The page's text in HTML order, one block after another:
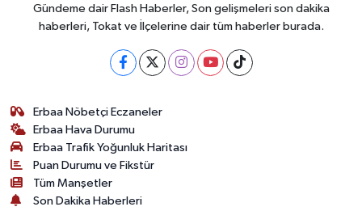
Gündeme dair Flash Haberler, Son gelişmeleri son dakika
haberleri, Tokat ve İlçelerine dair tüm haberler burada.
Erbaa Nöbetçi Eczaneler
Erbaa Hava Durumu
Erbaa Trafik Yoğunluk Haritası
Puan Durumu ve Fikstür
Tüm Manşetler
Son Dakika Haberleri